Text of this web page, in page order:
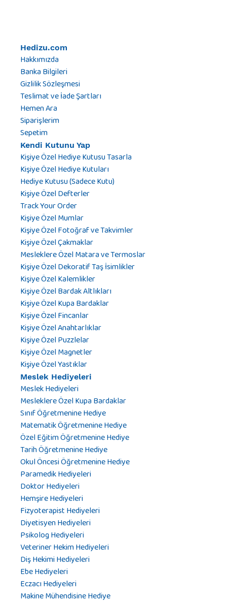
Hedizu.com
Hakkımızda
Banka Bilgileri
Gizlilik Sözleşmesi
Teslimat ve İade Şartları
Hemen Ara
Siparişlerim
Sepetim
Kendi Kutunu Yap
Kişiye Özel Hediye Kutusu Tasarla
Kişiye Özel Hediye Kutuları
Hediye Kutusu (Sadece Kutu)
Kişiye Özel Defterler
Track Your Order
Kişiye Özel Mumlar
Kişiye Özel Fotoğraf ve Takvimler
Kişiye Özel Çakmaklar
Mesleklere Özel Matara ve Termoslar
Kişiye Özel Dekoratif Taş İsimlikler
Kişiye Özel Kalemlikler
Kişiye Özel Bardak Altlıkları
Kişiye Özel Kupa Bardaklar
Kişiye Özel Fincanlar
Kişiye Özel Anahtarlıklar
Kişiye Özel Puzzlelar
Kişiye Özel Magnetler
Kişiye Özel Yastıklar
Meslek Hediyeleri
Meslek Hediyeleri
Mesleklere Özel Kupa Bardaklar
Sınıf Öğretmenine Hediye
Matematik Öğretmenine Hediye
Özel Eğitim Öğretmenine Hediye
Tarih Öğretmenine Hediye
Okul Öncesi Öğretmenine Hediye
Paramedik Hediyeleri
Doktor Hediyeleri
Hemşire Hediyeleri
Fizyoterapist Hediyeleri
Diyetisyen Hediyeleri
Psikolog Hediyeleri
Veteriner Hekim Hediyeleri
Diş Hekimi Hediyeleri
Ebe Hediyeleri
Eczacı Hediyeleri
Makine Mühendisine Hediye